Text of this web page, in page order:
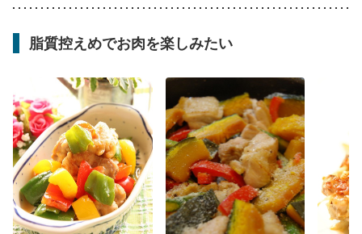
脂質控えめでお肉を楽しみたい